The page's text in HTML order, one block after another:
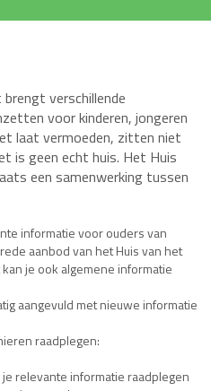
verschillende
voor kinderen, jongeren
laat vermoeden, zitten niet
is geen echt huis. Het Huis
een samenwerking tussen
informatie voor ouders van
aanbod van het Huis van het
je ook algemene informatie
aangevuld met nieuwe informatie
raadplegen:
relevante informatie raadplegen